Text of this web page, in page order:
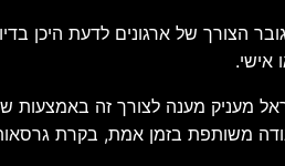
הצורך של ארגונים לדעת היכן
אישי.
משותפת בזמן אמת, בקרת גרסאות